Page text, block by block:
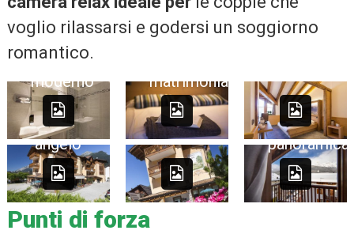
voglio rilassarsi e godersi un soggiorno
romantico.
Bagno
moderno
matrimoniale
Hotel
angelo
Hotel
Vista
panoramica
Punti di forza